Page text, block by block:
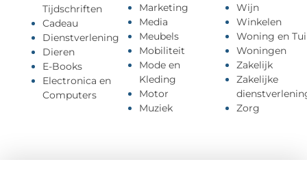
Tijdschriften
Cadeau
Dienstverlening
Dieren
E-Books
Electronica en
Computers
Marketing
Media
Meubels
Mobiliteit
Mode en
Kleding
Motor
Muziek
Wijn
Winkelen
Woning en
Woningen
Zakelijk
Zakelijke
Zorg